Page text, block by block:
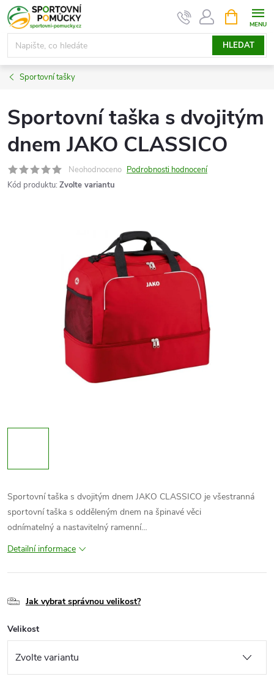
Přejít
na
obsah
HLEDAT
NÁKUPNÍ
KOŠÍK
Sportovní tašky
Sportovní taška s dvojitým
dnem JAKO CLASSICO
Neohodnoceno Podrobnosti hodnocení
Kód produktu: Zvolte variantu
Sportovní taška s dvojitým dnem JAKO CLASSICO je všestranná
sportovní taška s odděleným dnem na špinavé věci
odnímatelný a nastavitelný ramenní…
Detailní informace
Jak vybrat správnou velikost?
Velikost